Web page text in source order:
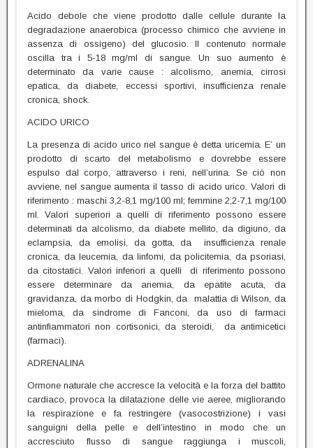
Acido debole che viene prodotto dalle cellule durante la
degradazione anaerobica (processo chimico che avviene in
assenza di ossigeno) del glucosio. Il contenuto normale
oscilla tra i 5-18 mg/ml di sangue. Un suo aumento è
determinato da varie cause : alcolismo, anemia, cirrosi
epatica, da diabete, eccessi sportivi, insufficienza renale
cronica, shock.
ACIDO URICO
La presenza di acido urico nel sangue è detta uricemia. E’ un
prodotto di scarto del metabolismo e dovrebbe essere
espulso dal corpo, attraverso i reni, nell’urina. Se ciò non
avviene, nel sangue aumenta il tasso di acido urico. Valori di
riferimento : maschi 3,2-8,1 mg/100 ml; femmine 2,2-7,1 mg/100
ml. Valori superiori a quelli di riferimento possono essere
determinati da alcolismo, da diabete mellito, da digiuno, da
eclampsia, da emolisi, da gotta, da insufficienza renale
cronica, da leucemia, da linfomi, da policitemia, da psoriasi,
da citostatici. Valori inferiori a quelli di riferimento possono
essere determinare da anemia, da epatite acuta, da
gravidanza, da morbo di Hodgkin, da malattia di Wilson, da
mieloma, da sindrome di Fanconi, da uso di farmaci
antinfiammatori non cortisonici, da steroidi, da antimicetici
(farmaci).
ADRENALINA
Ormone naturale che accresce la velocità e la forza del battito
cardiaco, provoca la dilatazione delle vie aeree, migliorando
la respirazione e fa restringere (vasocostrizione) i vasi
sanguigni della pelle e dell’intestino in modo che un
accresciuto flusso di sangue raggiunga i muscoli,